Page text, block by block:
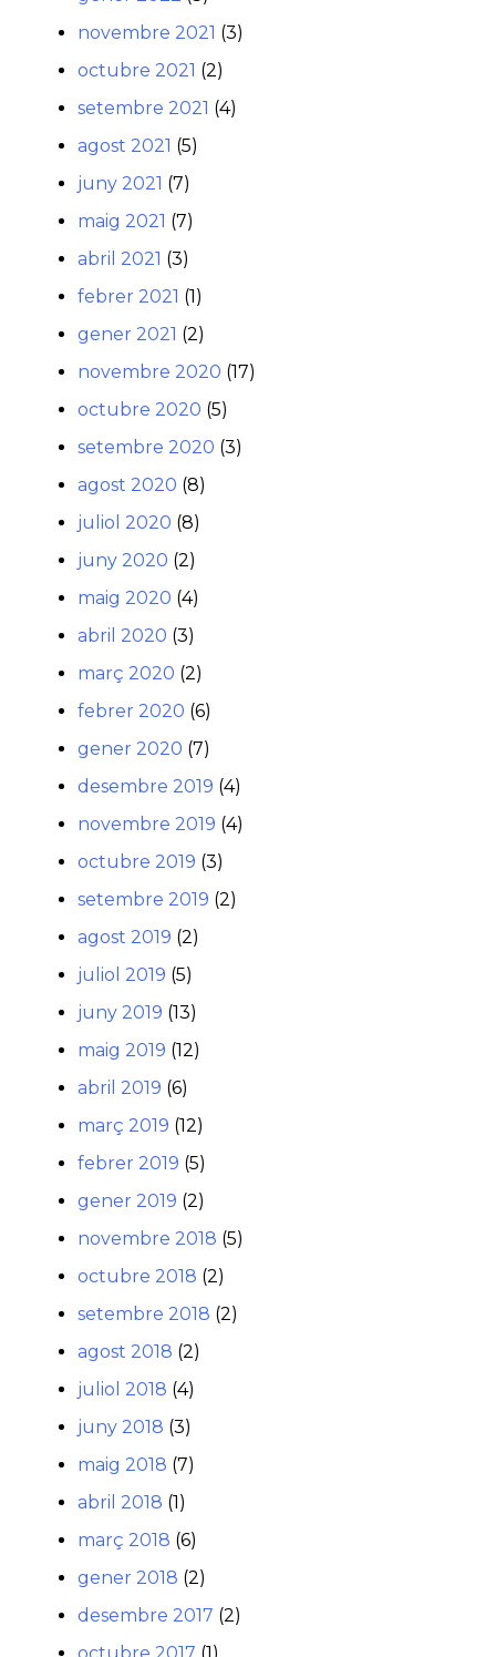
novembre 2021 (3)
octubre 2021 (2)
setembre 2021 (4)
agost 2021 (5)
juny 2021 (7)
maig 2021 (7)
abril 2021 (3)
febrer 2021 (1)
gener 2021 (2)
novembre 2020 (17)
octubre 2020 (5)
setembre 2020 (3)
agost 2020 (8)
juliol 2020 (8)
juny 2020 (2)
maig 2020 (4)
abril 2020 (3)
març 2020 (2)
febrer 2020 (6)
gener 2020 (7)
desembre 2019 (4)
novembre 2019 (4)
octubre 2019 (3)
setembre 2019 (2)
agost 2019 (2)
juliol 2019 (5)
juny 2019 (13)
maig 2019 (12)
abril 2019 (6)
març 2019 (12)
febrer 2019 (5)
gener 2019 (2)
novembre 2018 (5)
octubre 2018 (2)
setembre 2018 (2)
agost 2018 (2)
juliol 2018 (4)
juny 2018 (3)
maig 2018 (7)
abril 2018 (1)
març 2018 (6)
gener 2018 (2)
desembre 2017 (2)